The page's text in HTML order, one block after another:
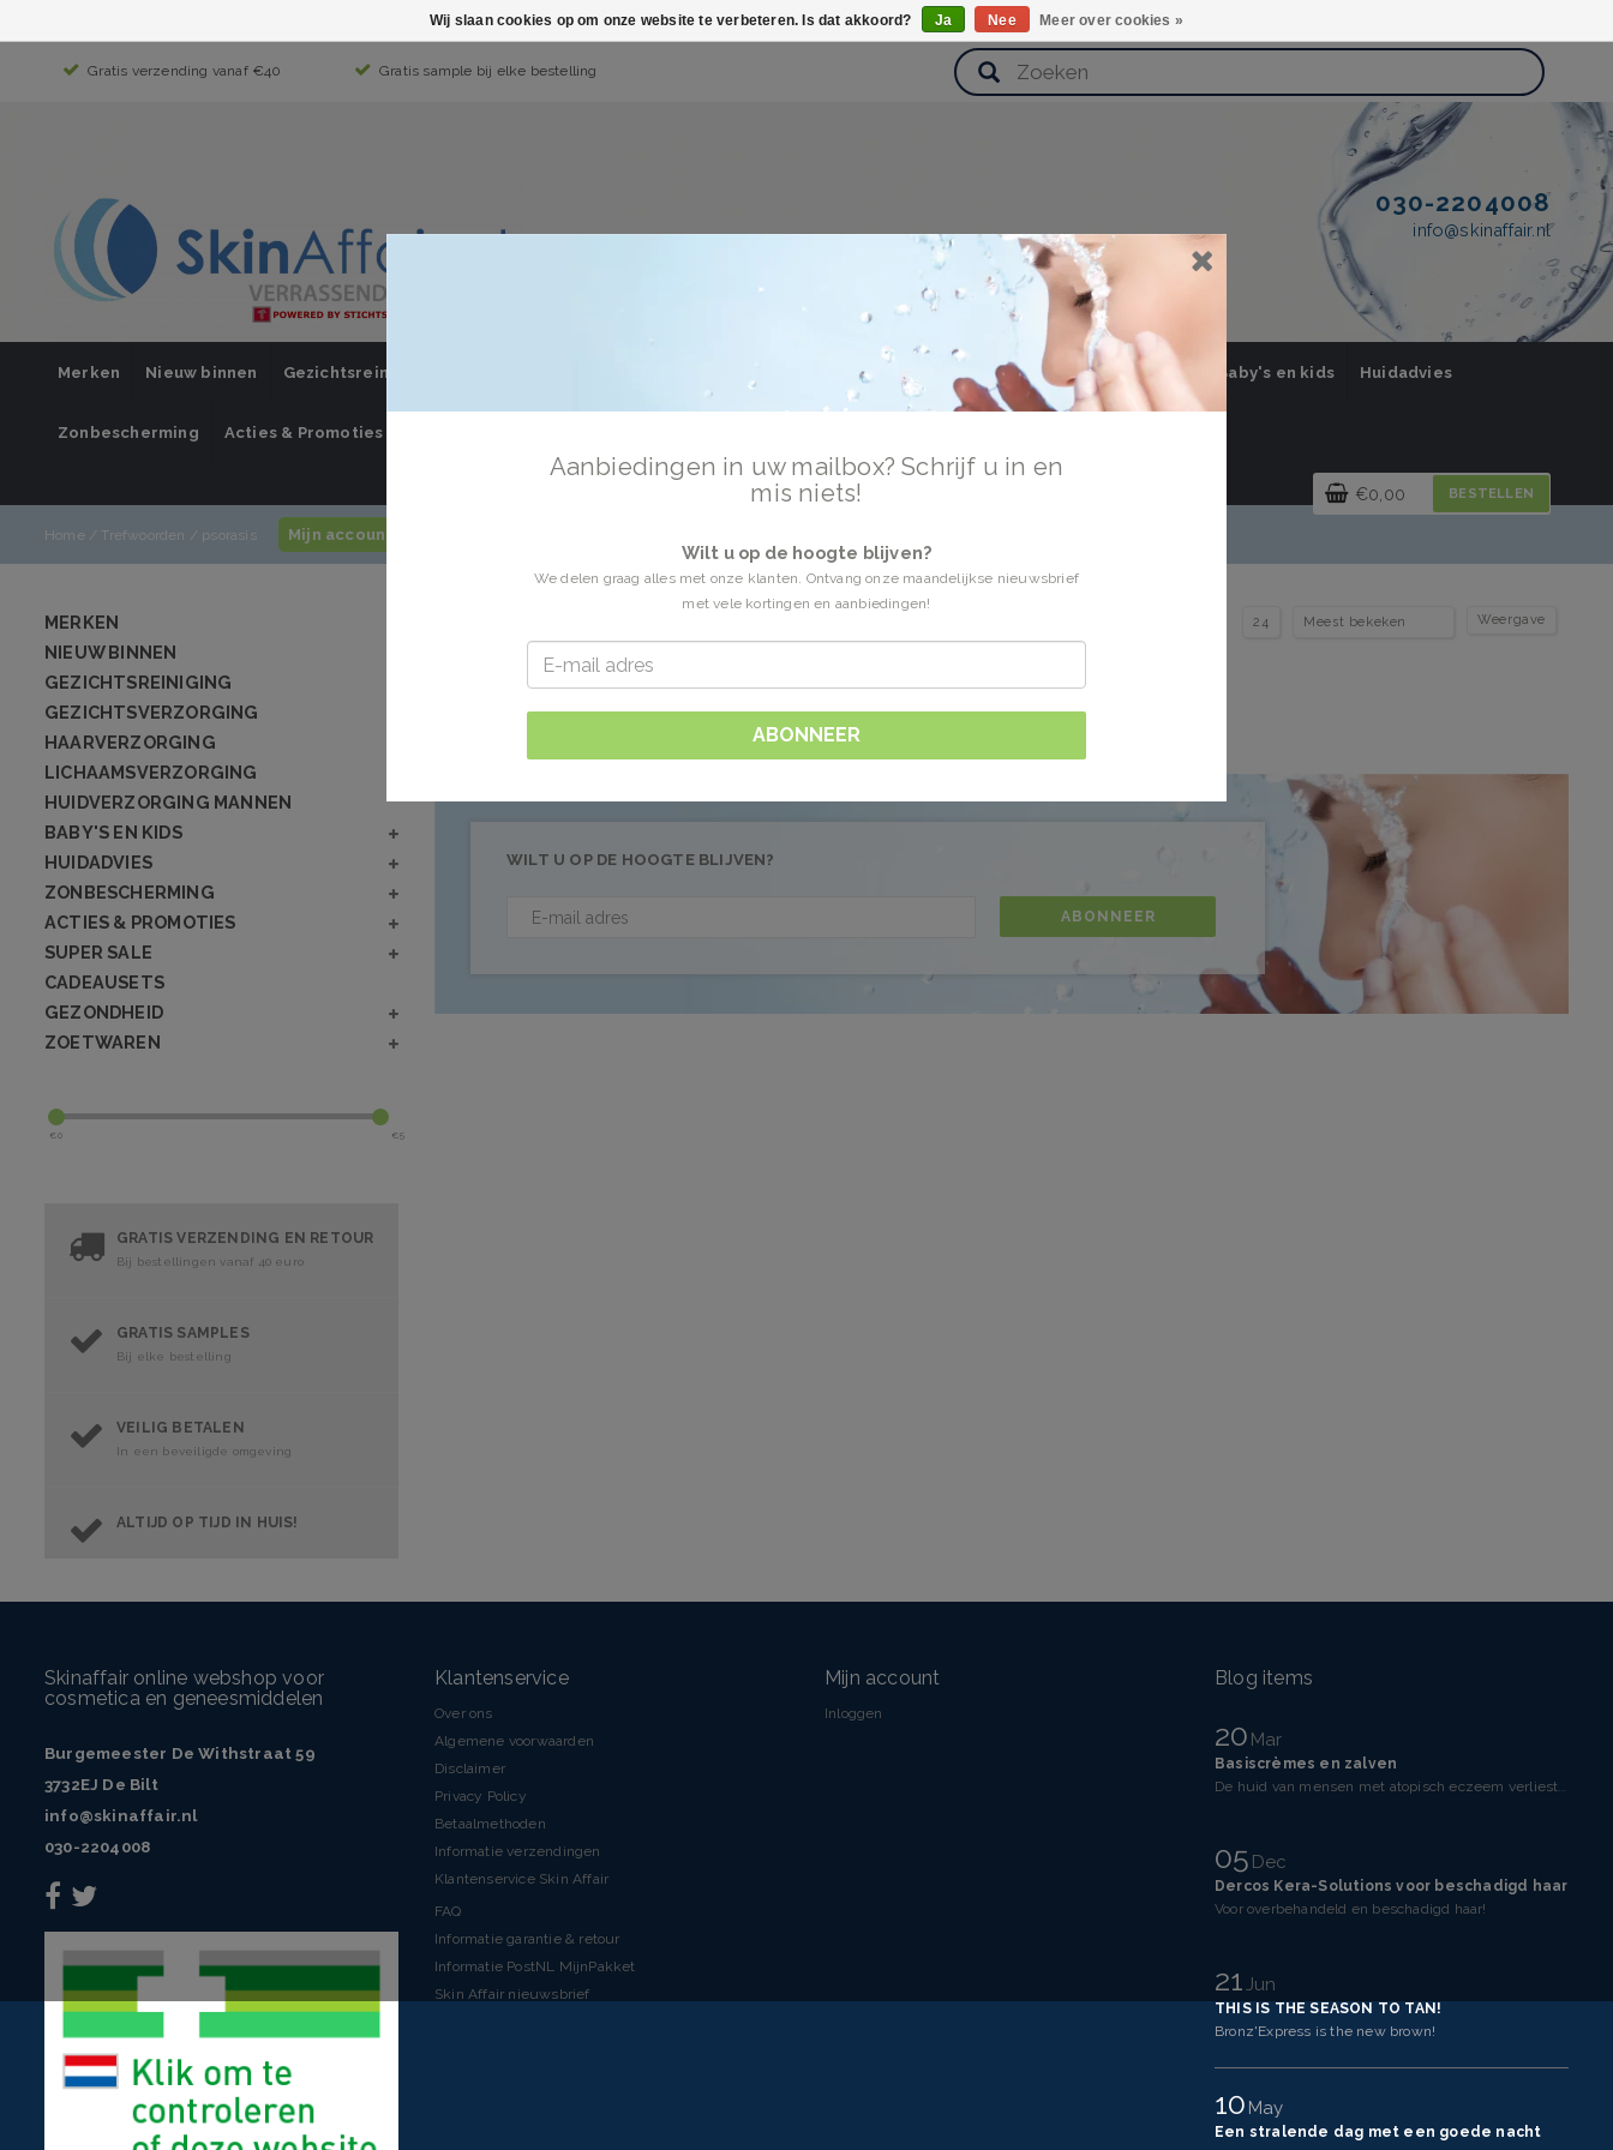
Gratis verzending vanaf €40 Gratis sample bij elke bestelling
030-2204008
info@skinaffair.nl
Merken Nieuw binnen Gezichtsreiniging Lichaamsverzorging Huidverzorging Mannen Baby's en kids Huidadvies
Zonbescherming Acties & Promoties
€0,00 BESTELLEN
Home/ Trefwoorden / psorasis Mijn account / inloggen
MERKEN
NIEUW BINNEN
GEZICHTSREINIGING
GEZICHTSVERZORGING
HAARVERZORGING
LICHAAMSVERZORGING
HUIDVERZORGING MANNEN
BABY'S EN KIDS
HUIDADVIES
ZONBESCHERMING
ACTIES & PROMOTIES
SUPER SALE
CADEAUSETS
GEZONDHEID
ZOETWAREN
€0 €5
GRATIS VERZENDING EN RETOUR
Bij bestellingen vanaf 40 euro
GRATIS SAMPLES
Bij elke bestelling
VEILIG BETALEN
In een beveiligde omgeving
ALTIJD OP TIJD IN HUIS!
Producten getagd met psorasis Weergave
Geen producten gevonden!...
WILT U OP DE HOOGTE BLIJVEN?
ABONNEER
Skinaffair online webshop voor
cosmetica en geneesmiddelen
Burgemeester De Withstraat 59
3732EJ De Bilt
info@skinaffair.nl
030-2204008
Klantenservice
Over ons
Algemene voorwaarden
Disclaimer
Privacy Policy
Betaalmethoden
Informatie verzendingen
Klantenservice Skin Affair
FAQ
Informatie garantie & retour
Informatie PostNL MijnPakket
Skin Affair nieuwsbrief
Mijn account
Inloggen
Blog items
20Mar
Basiscrèmes en zalven
De huid van mensen met atopisch eczeem verliest makkelijker vocht dan een gezonde huid. Dit komt doo
05Dec
Dercos Kera-Solutions voor beschadigd haar
Voor overbehandeld en beschadigd haar!
21Jun
THIS IS THE SEASON TO TAN!
Bronz'Express is the new brown!
10May
Een stralende dag met een goede nacht
Aanbiedingen in uw mailbox? Schrijf u in en
mis niets!
Wilt u op de hoogte blijven?
We delen graag alles met onze klanten. Ontvang onze maandelijkse nieuwsbrief
met vele kortingen en aanbiedingen!
ABONNEER
Wij slaan cookies op om onze website te verbeteren. Is dat akkoord? Ja Nee Meer over cookies »